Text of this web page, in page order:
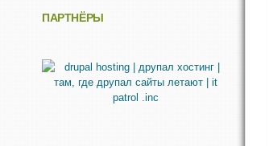
ПАРТНЁРЫ